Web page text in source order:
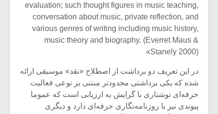
evaluation; such thought figures in music teaching,
conversation about music, private reflection, and
various genres of writing including music history,
music theory and biography. (Everret Maus &
Stanely 2000)»
در این تعریف دو برداشت از اصطلاح «نقد» موسیقی ارائه
شده که یکی برداشتی محدودتر مبتنی بر نوعی فعالیت
حرفه‌ای نوشتاری با گرایش به ارزیابی است که عموما
پیوندی نیز با روزنامه‌نگاری حرفه‌ای دارد و دیگری